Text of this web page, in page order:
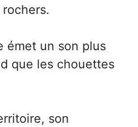
émet un son plus
que les chouettes
son